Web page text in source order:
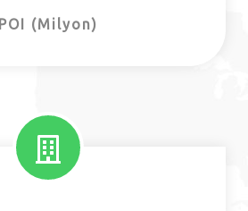
POI (Milyon)